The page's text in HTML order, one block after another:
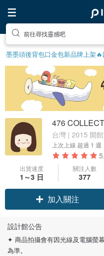
前往尋找靈感吧
墨墨頭後背包口金包新品牌上架🔥
476
台灣 | 2015 開館
上次上線 超過 1 週
出貨速度
1～3 日
關注人數
377
領優惠券
加入關注
設計館公告
✦ 商品拍攝會有因光線及電腦螢
為準。